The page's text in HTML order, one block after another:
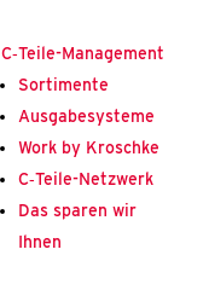
C‑Tei­­le-Mana­ge­­ment
Sor­ti­men­te
Aus­ga­be­sys­te­me
Work by Krosch­ke
C‑Tei­­le-Net­z­­werk
Das spa­ren wir
Ihnen